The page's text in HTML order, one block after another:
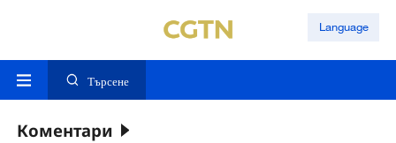
Language
Търсене
Коментари